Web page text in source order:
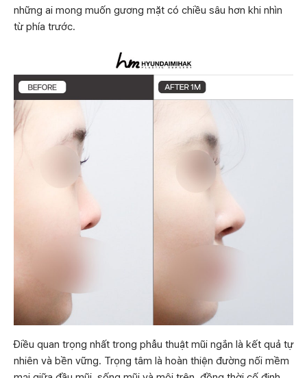
những ai mong muốn gương mặt có chiều sâu hơn khi nhìn
từ phía trước.
Điều quan trọng nhất trong phẫu thuật mũi ngắn là kết quả tự
nhiên và bền vững. Trọng tâm là hoàn thiện đường nối mềm